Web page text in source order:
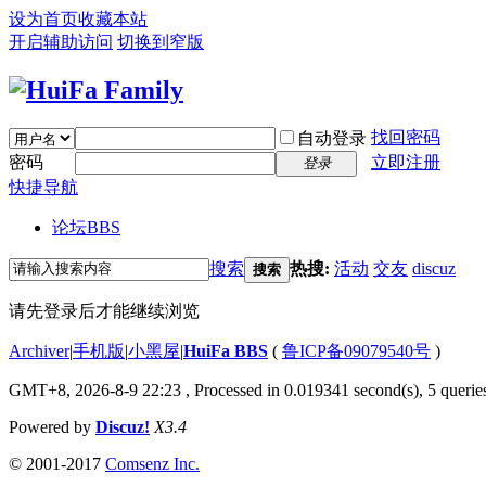
设为首页收藏本站
开启辅助访问 切换到窄版
自动登录 找回密码
密码
登录
立即注册
快捷导航
论坛BBS
搜索 搜索 热搜: 活动 交友 discuz
请先登录后才能继续浏览
Archiver|手机版|小黑屋|HuiFa BBS ( 鲁ICP备09079540号 )
GMT+8, 2026-8-9 22:23 , Processed in 0.019341 second(s), 5
Powered by Discuz! X3.4
© 2001-2017 Comsenz Inc.